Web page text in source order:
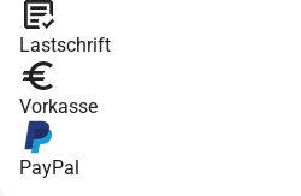
Lastschrift
Vorkasse
PayPal